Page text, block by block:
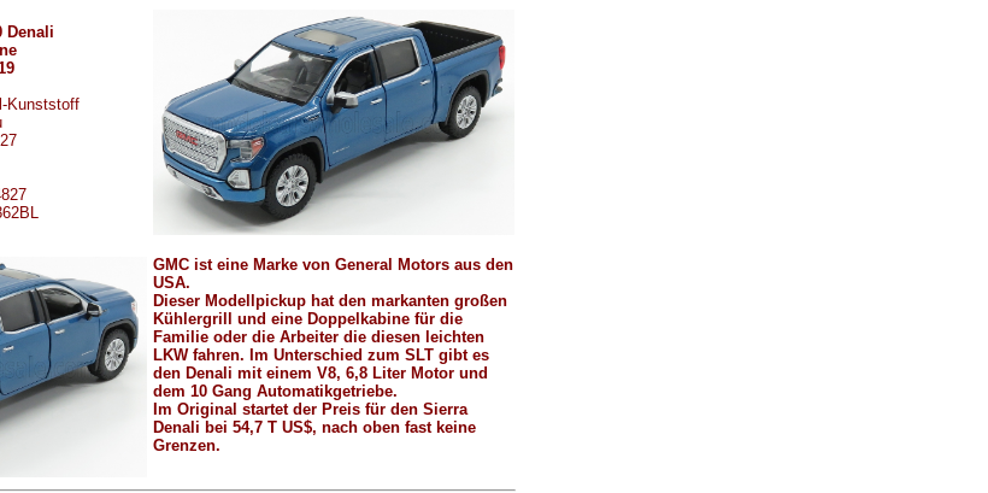
Denali
Kunststoff
GMC ist eine Marke von General Motors aus den
USA.
Dieser Modellpickup hat den markanten großen
Kühlergrill und eine Doppelkabine für die
Familie oder die Arbeiter die diesen leichten
LKW fahren. Im Unterschied zum SLT gibt es
den Denali mit einem V8, 6,8 Liter Motor und
dem 10 Gang Automatikgetriebe.
Im Original startet der Preis für den Sierra
Denali bei 54,7 T US$, nach oben fast keine
Grenzen.